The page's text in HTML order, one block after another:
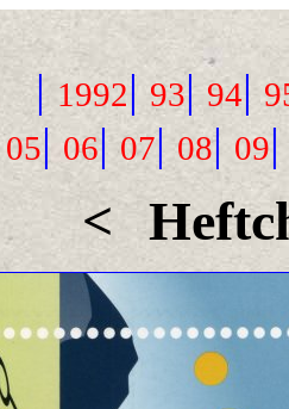
| 1992| 93| 94|
05|06|07| 08| 09
<